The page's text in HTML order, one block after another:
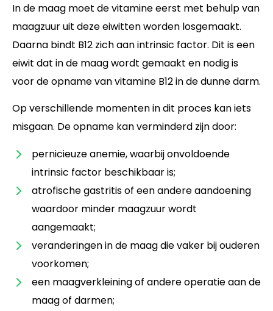
In de maag moet de vitamine eerst met behulp van
maagzuur uit deze eiwitten worden losgemaakt.
Daarna bindt B12 zich aan intrinsic factor. Dit is een
eiwit dat in de maag wordt gemaakt en nodig is
voor de opname van vitamine B12 in de dunne darm.
Op verschillende momenten in dit proces kan iets
misgaan. De opname kan verminderd zijn door:
pernicieuze anemie, waarbij onvoldoende
intrinsic factor beschikbaar is;
atrofische gastritis of een andere aandoening
waardoor minder maagzuur wordt
aangemaakt;
veranderingen in de maag die vaker bij ouderen
voorkomen;
een maagverkleining of andere operatie aan de
maag of darmen;